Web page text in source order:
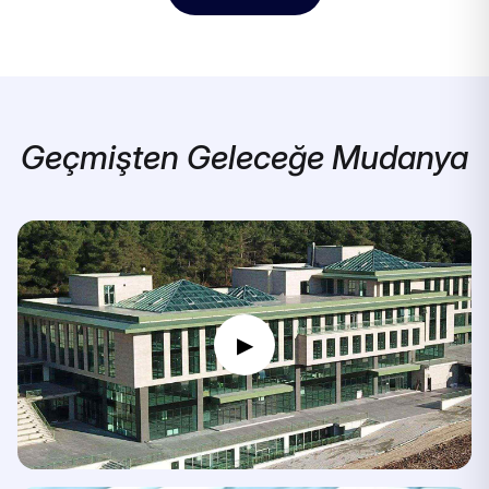
Geçmişten Geleceğe Mudanya
▶